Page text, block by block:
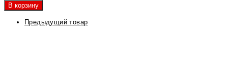
В корзину
Предыдущий товар